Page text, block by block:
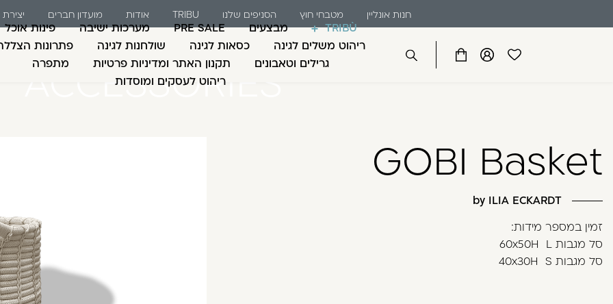
לֵב:
הַמְּסַיַּעַת
לִנְגִישׁוּת
F11
לְהַתְאָמַת
הָאֲתָר
חנות אונליין מטבחי חוץ הסניפים שלנו TRIBU אודות מועדון חברים
פתיחתפתיחתפתיחת
TRIBÙ מבצעים PRE SALE מערכות ישיבה
פינות אוכל
ריהוט משלים לגינה
כסאות לגינה שולחנות לגינה
פתרונות
גרילים וטאבונים
תקנון האתר ומדיניות פרטיות
מתפרה
ריהוט לעסקים ומוסדות
ACCESSORIES
GOBI Basket
by ILIA ECKARDT
זמין במספר מידות:
סל מגבות 60x50H L
סל מגבות 40x30H S